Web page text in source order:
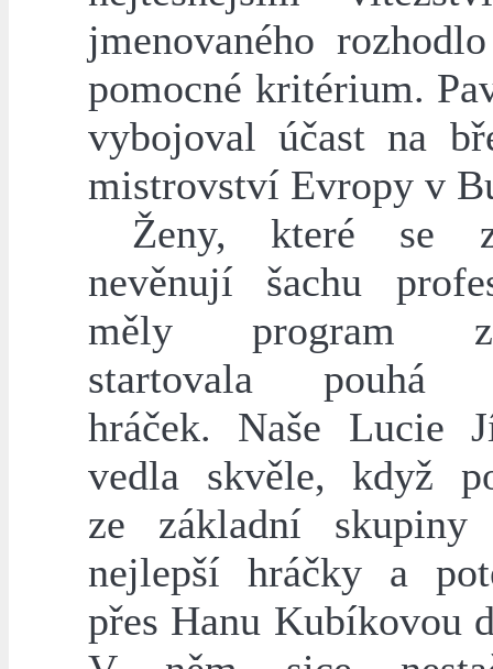
jmenovaného
pomocné kritérium.
vybojoval účast na
mistrovství Evropy v
Ženy, které se
nevěnují šachu
měly program
startovala pouhá
hráček. Naše Lucie
vedla skvěle, když
ze základní
nejlepší hráčky a
přes Hanu Kubíkovou